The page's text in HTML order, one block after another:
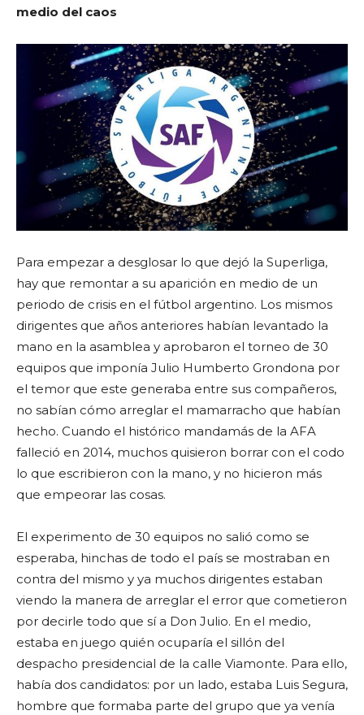
medio del caos
Para empezar a desglosar lo que dejó la Superliga,
hay que remontar a su aparición en medio de un
periodo de crisis en el fútbol argentino. Los mismos
dirigentes que años anteriores habían levantado la
mano en la asamblea y aprobaron el torneo de 30
equipos que imponía Julio Humberto Grondona por
el temor que este generaba entre sus compañeros,
no sabían cómo arreglar el mamarracho que habían
hecho. Cuando el histórico mandamás de la AFA
falleció en 2014, muchos quisieron borrar con el codo
lo que escribieron con la mano, y no hicieron más
que empeorar las cosas.
El experimento de 30 equipos no salió como se
esperaba, hinchas de todo el país se mostraban en
contra del mismo y ya muchos dirigentes estaban
viendo la manera de arreglar el error que cometieron
por decirle todo que sí a Don Julio. En el medio,
estaba en juego quién ocuparía el sillón del
despacho presidencial de la calle Viamonte. Para ello,
había dos candidatos: por un lado, estaba Luis Segura,
hombre que formaba parte del grupo que ya venía